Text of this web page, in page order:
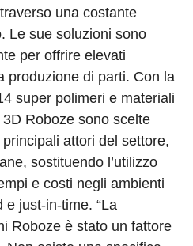
una costante
Le sue soluzioni sono
per offrire elevati
produzione di parti. Con la
super polimeri e materiali
Roboze sono scelte
attori del settore,
sostituendo l’utilizzo
e costi negli ambienti
e just-in-time. “La
Roboze è stato un fattore